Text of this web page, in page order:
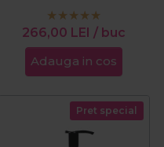
Elixir 30ml
266,00 LEI / buc
Adauga in cos
Pret special